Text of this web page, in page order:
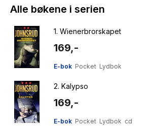
Alle bøkene i serien
1. Wienerbrorskapet
169,-
E-bok Pocket Lydbok
2. Kalypso
169,-
E-bok Pocket Lydbok cd